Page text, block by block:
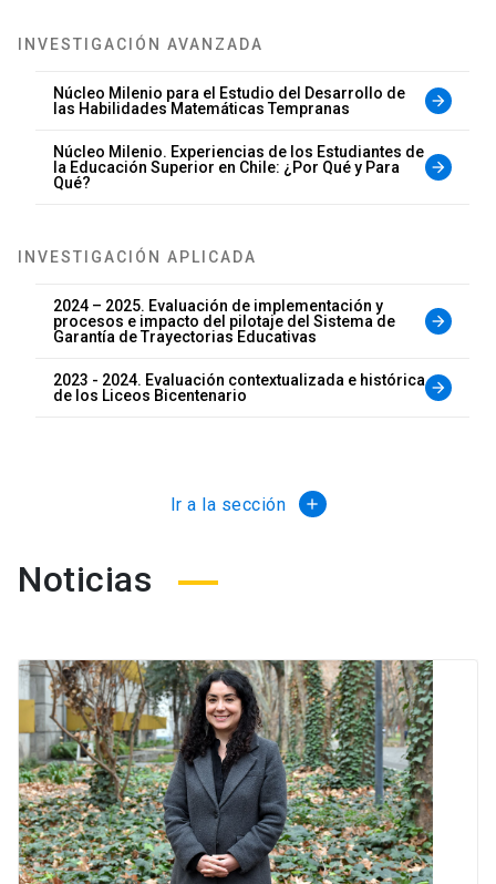
INVESTIGACIÓN AVANZADA
Núcleo Milenio para el Estudio del Desarrollo de
las Habilidades Matemáticas Tempranas
arrow_forward
Núcleo Milenio. Experiencias de los Estudiantes de
la Educación Superior en Chile: ¿Por Qué y Para
Qué?
arrow_forward
INVESTIGACIÓN APLICADA
2024 – 2025. Evaluación de implementación y
procesos e impacto del pilotaje del Sistema de
Garantía de Trayectorias Educativas
arrow_forward
2023 - 2024. Evaluación contextualizada e histórica
de los Liceos Bicentenario
arrow_forward
Ir a la sección
Noticias